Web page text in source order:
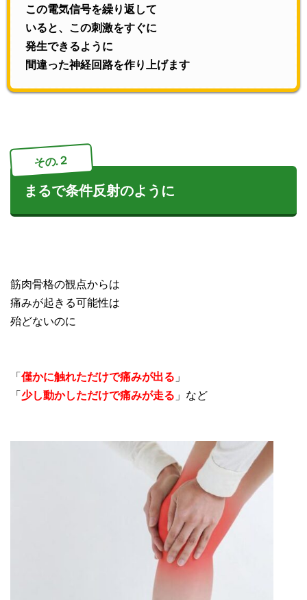
この電気信号を繰り返して
いると、この刺激をすぐに
発生できるように
間違った神経回路を作り上げます
その.２
まるで条件反射のように
筋肉骨格の観点からは
痛みが起きる可能性は
殆どないのに
「僅かに触れただけで痛みが出る 」
「少し動かしただけで痛みが走る 」など